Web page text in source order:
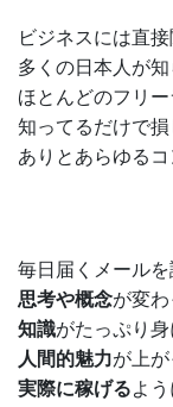
ビジネスには直
多くの日本人が知
ほとんどのフリー
知ってるだけで
ありとあらゆるコ
毎日届くメールを
思考や概念が変わ
知識がたっぷり身
人間的魅力が上が
実際に稼げるよ